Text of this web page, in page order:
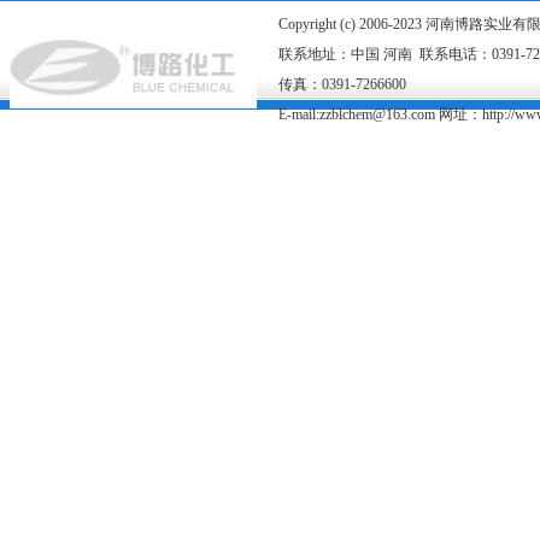
Copyright (c) 2006-2023 河南博路实业有
联系地址：中国 河南 联系电话：0391-
传真：0391-7266600
E-mail:zzblchem@163.com 网址：http://